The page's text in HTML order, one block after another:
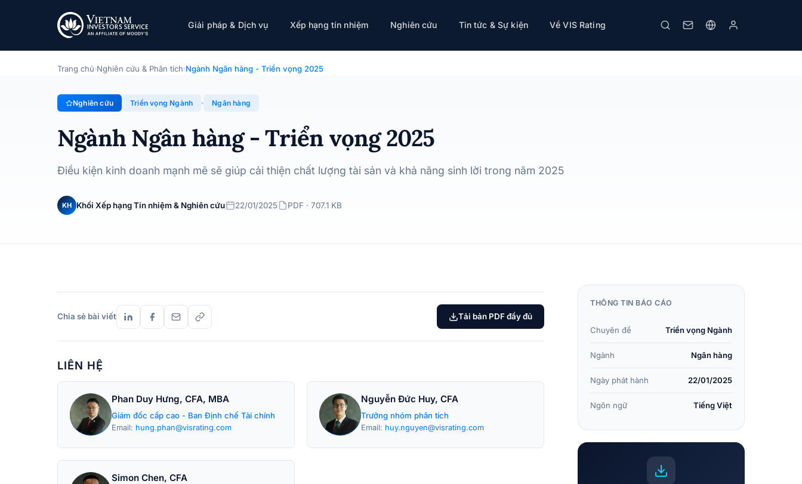
Giải pháp & Dịch vụ Xếp hạng tín nhiệm Nghiên cứu Tin tức & Sự kiện Về VIS Rating
Ngành Ngân hàng - Triển vọng 2025
Chuyên đề · Triển vọng Ngành · 22/01/2025
In Tải PDF
Trang chủ›Nghiên cứu & Phân tích›Ngành Ngân hàng - Triển vọng 2025
Nghiên cứu Triển vọng Ngành Ngân hàng
Ngành Ngân hàng - Triển vọng 2025
Điều kiện kinh doanh mạnh mẽ sẽ giúp cải thiện chất lượng tài sản và khả năng sinh lời trong năm 2025
KH Khối Xếp hạng Tín nhiệm & Nghiên cứu 22/01/2025 PDF · 707.1 KB
Chia sẻ bài viết Tải bản PDF đầy đủ
LIÊN HỆ
Phan Duy Hưng, CFA, MBA
Giám đốc cấp cao - Ban Định chế Tài chính
Email: hung.phan@visrating.com
Nguyễn Đức Huy, CFA
Trưởng nhóm phân tích
Email: huy.nguyen@visrating.com
Simon Chen, CFA
THÔNG TIN BÁO CÁO
Chuyên đề Triển vọng Ngành
Ngành Ngân hàng
Ngày phát hành 22/01/2025
Ngôn ngữ Tiếng Việt